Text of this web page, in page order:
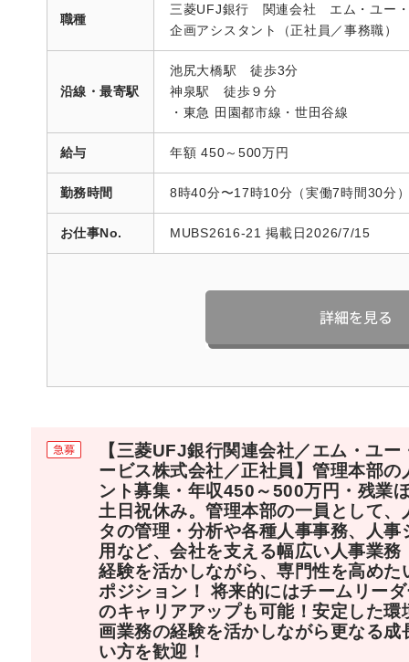
職種
三菱UFJ銀行 関連会社 エム・ユー
企画アシスタント（正社員／事務職）
沿線・最寄駅
池尻大橋駅 徒歩3分
神泉駅 徒歩９分
・東急 田園都市線・世田谷線
給与 年額 450～500万円
勤務時間 8時40分〜17時10分（実働7時間30分
お仕事No. MUBS2616-21 掲載日2026/7/15
【三菱UFJ銀行関連会社／エム・ユー
ービス株式会社／正社員】管理本部の
ント募集・年収450～500万円・残業
土日祝休み。管理本部の一員として、
タの管理・分析や各種人事事務、人事
用など、会社を支える幅広い人事業務
経験を活かしながら、専門性を高めた
ポジション！ 将来的にはチームリー
のキャリアアップも可能！安定した環
画業務の経験を活かしながら更なる成
い方を歓迎！